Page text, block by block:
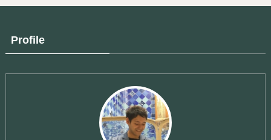
Profile